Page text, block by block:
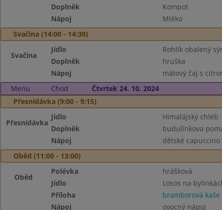
Doplněk
Kompot
Nápoj
Mléko
Svačina (14:00 - 14:30)
Svačina
Jídlo
Rohlík obalený
Doplněk
hruška
Nápoj
mátový čaj s
Menu
Chod
Čtvrtek 24. 10. 2024
Přesnídávka (9:00 - 9:15)
Přesnídávka
Jídlo
Himalájský chléb
Doplněk
budulínkova
Nápoj
dětské capuccino
Oběd (11:00 - 13:00)
Oběd
Polévka
hrášková
Jídlo
Losos na
Příloha
bramborová kaše
Nápoj
ovocný nápoj